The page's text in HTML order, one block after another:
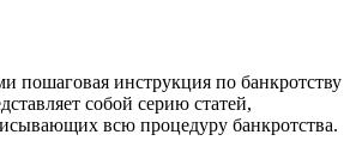
пошаговая инструкция по банкротству
собой серию статей,
всю процедуру банкротства.